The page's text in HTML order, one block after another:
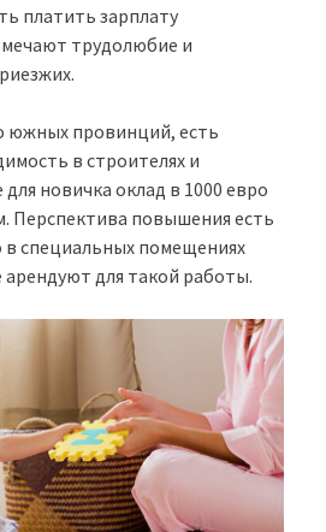
платить зарплату
трудолюбие и
южных провинций, есть
в строителях и
новичка оклад в 1000 евро
Перспектива повышения есть
специальных помещениях
арендуют для такой работы.